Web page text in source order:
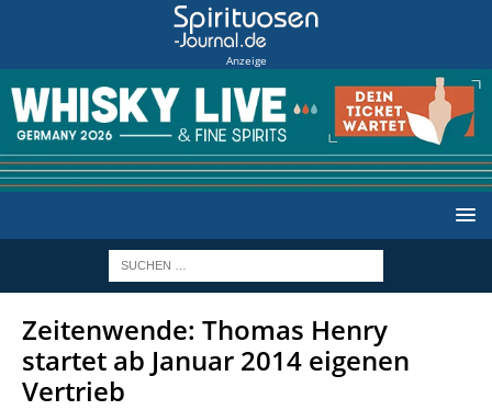
Anzeige
Zeitenwende: Thomas Henry
startet ab Januar 2014 eigenen
Vertrieb